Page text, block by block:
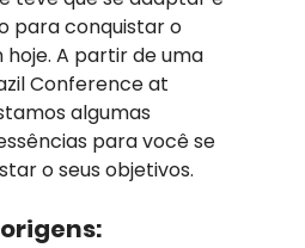
para conquistar o
hoje. A partir de uma
Conference at
algumas
para você se
o seus objetivos.